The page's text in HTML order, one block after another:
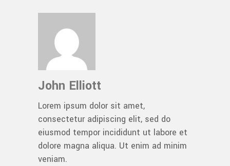
John Elliott
Lorem ipsum dolor sit amet,
consectetur adipiscing elit, sed do
eiusmod tempor incididunt ut labore et
dolore magna aliqua. Ut enim ad minim
veniam.